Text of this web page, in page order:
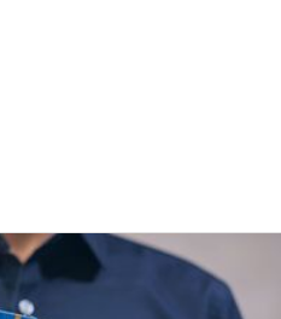
три типичных
действий, чтобы
не переплачивать за